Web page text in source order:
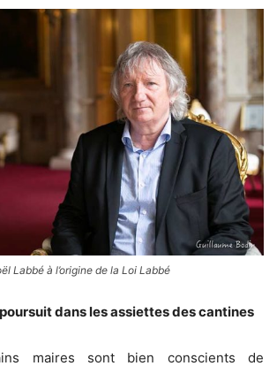
Labbé à l’origine de la Loi Labbé
dans les assiettes des cantines
maires sont bien conscients de